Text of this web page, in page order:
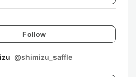
Follow
@shimizu_saffle